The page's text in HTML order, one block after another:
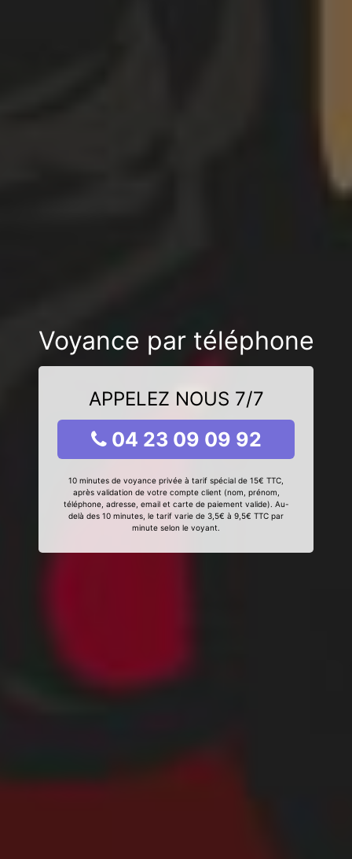
Voyance par téléphone
APPELEZ NOUS 7/7
04 23 09 09 92
10 minutes de voyance privée à tarif spécial de 15€ TTC,
après validation de votre compte client (nom, prénom,
téléphone, adresse, email et carte de paiement valide). Au-
delà des 10 minutes, le tarif varie de 3,5€ à 9,5€ TTC par
minute selon le voyant.